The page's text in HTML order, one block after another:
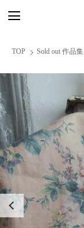
TOP Sold out 作品集